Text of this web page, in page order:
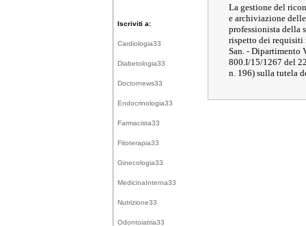
Iscriviti a:
Cardiologia33
Diabetologia33
Doctornews33
Endocrinologia33
Farmacista33
Fitoterapia33
Ginecologia33
MedicinaInterna33
Nutrizione33
Odontoiatria33
La gestione del
e archiviazione
professionista della
rispetto dei
San. - Dipartimento
800.I/15/1267 del
n. 196) sulla tutela